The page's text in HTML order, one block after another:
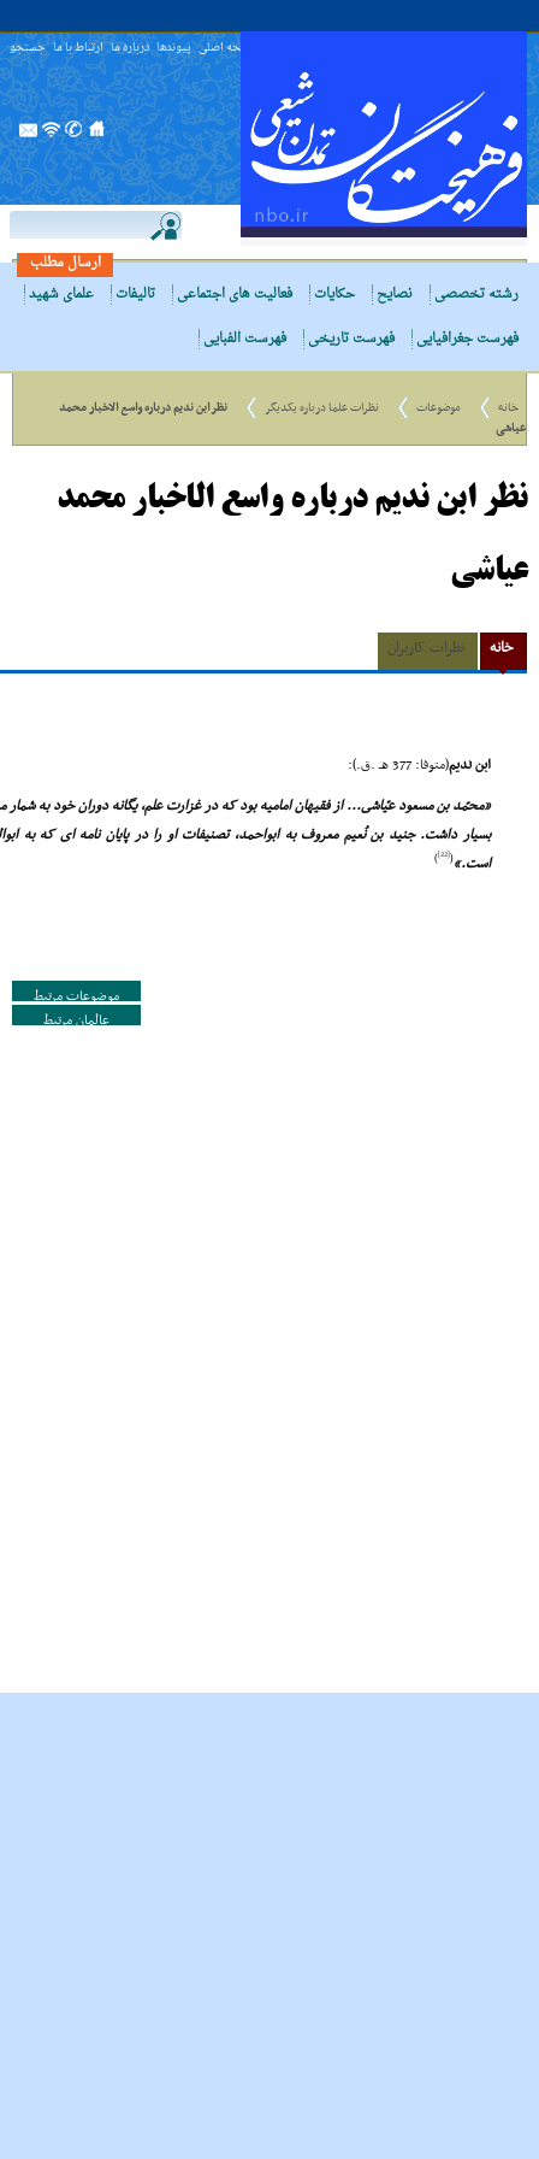
صفحه اصلی پیوندها درباره ما ارتباط با ما جستجو
ارسال مطلب
رشته تخصصی
نصایح حکایات فعالیت های اجتماعی تالیفات
علمای شهید
فهرست جغرافیایی
فهرست تاریخی فهرست الفبایی
خانه موضوعات نظرات علما درباره یکدیگر
نظر ابن ندیم درباره واسع الاخبار محمد
عیاشی
نظر ابن ندیم درباره واسع الاخبار محمد
عیاشی
خانه نظرات کاربران
ابن ندیم(متوفا: 377 هـ .ق.):
«محمّد بن مسعود عیّاشى... از فقیهان امامیه بود که در غزارت علم، یگانه دوران خود به
بسیار داشت. جنید بن نُعیم معروف به ابواحمد، تصنیفات او را در پایان نامه اى که به
است.»(
[22]
)
موضوعات مرتبط
عالمان مرتبط